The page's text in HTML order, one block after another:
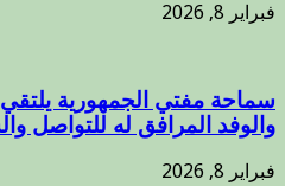
فبراير 8, 2026
سماحة مفتي الجمهورية
والوفد المرافق له للتواصل
فبراير 8, 2026